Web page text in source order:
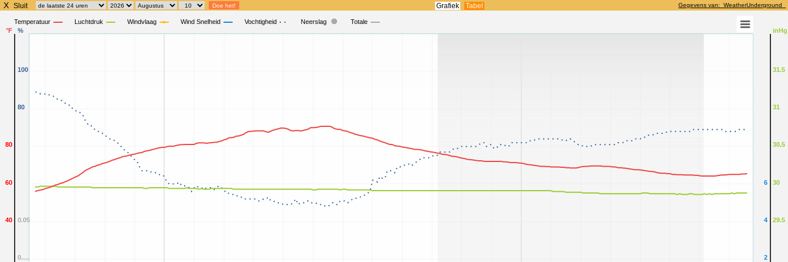
X Sluit Grafiek Tabel Gegevens van: WeatherUnderground
°F inHg
%
Totale
Neerslag
Vochtigheid
Wind Snelheid
Windvlaag
Luchtdruk
Temperatuur
40
60
80
0.…
0.05
2
4
6
29.5
30
30.5
31
31.5
80
100